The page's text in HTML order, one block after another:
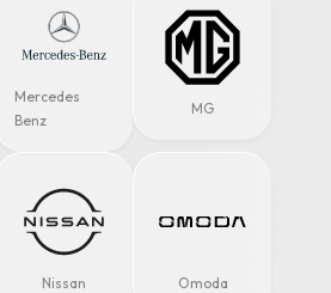
Mercedes
Benz
MG
Nissan Omoda